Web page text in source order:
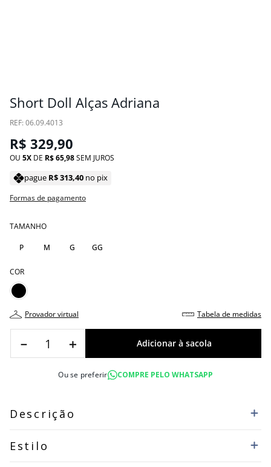
Short Doll Alças Adriana
: 06.09.4013
R$ 329,90
OU 5 DE R$65,98SEM JUROS
pague R$313,40 no pix
Formas de pagamento
TAMANHO
P M G GG
COR
provador virtual tabela de medidas
＋
－
Ou se preferir COMPRE PELO WHATSAPP
Descrição
Estilo